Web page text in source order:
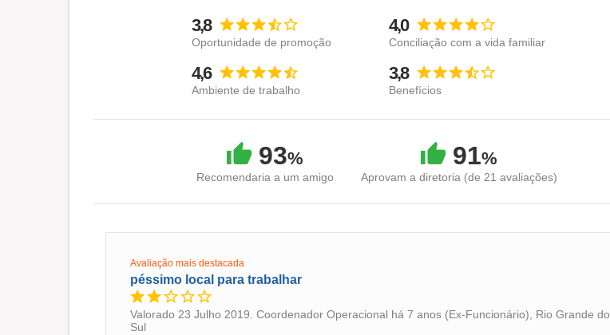
3,8
Oportunidade de promoção
4,0
Conciliação com a vida familiar
4,6
Ambiente de trabalho
3,8
Benefícios
93%
Recomendaria a um amigo
91%
Aprovam a diretoria (de 21 avaliações)
Avaliação mais destacada
péssimo local para trabalhar
Valorado 23 Julho 2019. Coordenador Operacional há 7 anos (Ex-Funcionário), Rio Grande do
Sul